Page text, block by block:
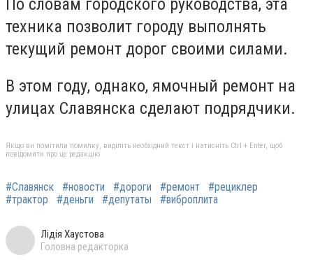
По словам городского руководства, эта
техника позволит городу выполнять
текущий ремонт дорог своими силами.
В этом году, однако, ямочный ремонт на
улицах Славянска сделают подрядчики.
Якщо ви помітили помилку, виділіть необхідний текст і натисніть Ctrl + Enter, щоб
повідомити про це редакцію
#Славянск #новости #дороги #ремонт
#рециклер
#трактор
#деньги #депутаты #виброплита
Лідія Хаустова
Головна редакторка